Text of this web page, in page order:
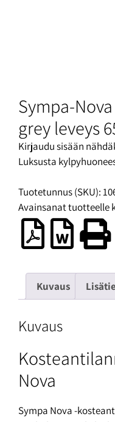
Sympa-
grey leveys
Kirjaudu sisään
Luksusta
Tuotetunnus (SKU):
Avainsanat tuotteelle
Kuvaus
Kuvaus
Nova
Sympa Nova -